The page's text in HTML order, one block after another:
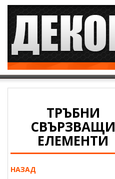
ТРЪБНИ
СВЪРЗВАЩИ
ЕЛЕМЕНТИ
НАЗАД